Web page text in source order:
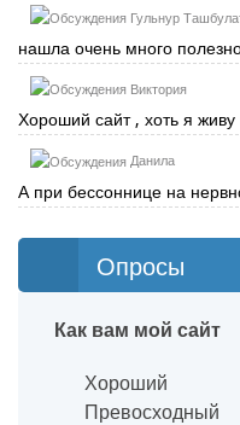
Гульнур
нашла очень много
Виктория
Хороший сайт , хоть я
Данила
А при бессоннице на
Опросы
Как вам мой сайт
Хороший
Превосходный